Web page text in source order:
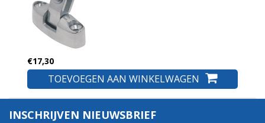
€17,30
TOEVOEGEN AAN WINKELWAGEN
INSCHRIJVEN NIEUWSBRIEF